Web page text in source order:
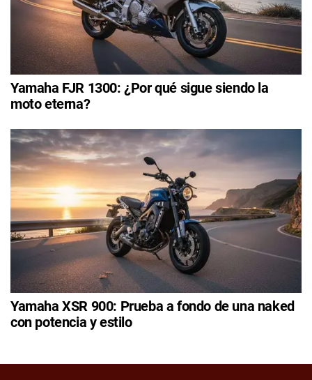
Yamaha FJR 1300: ¿Por qué sigue siendo la
moto eterna?
Yamaha XSR 900: Prueba a fondo de una naked
con potencia y estilo